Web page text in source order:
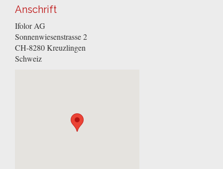
Anschrift
Ifolor AG
Sonnenwiesenstrasse 2
CH-8280Kreuzlingen
Schweiz